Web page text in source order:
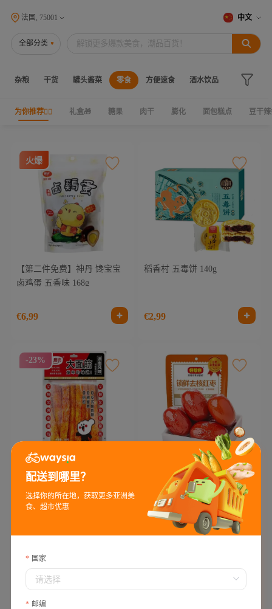
法国, 75001 中文
全部分类
米面杂粮 干货 罐头酱菜 零食 方便速食 酒水饮品 充值卡
为你推荐👍🏻 礼盒🎁 糖果 肉干 膨化 面包糕点 豆干
火爆
【第二件免费】神丹 馋宝宝
卤鸡蛋 五香味 168g
€6,99
稻香村 五毒饼 140g
€2,99
-23%
金磨坊 大面筋 85g
€1,29
好想你 去核红枣 100g
€2,49
配送到哪里？
选择你的所在地，获取更多亚洲美
食、超市优惠
国家
邮编